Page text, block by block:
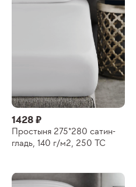
1428 ₽
Простыня 275*280 сатин-
гладь, 140 г/м2, 250 ТС